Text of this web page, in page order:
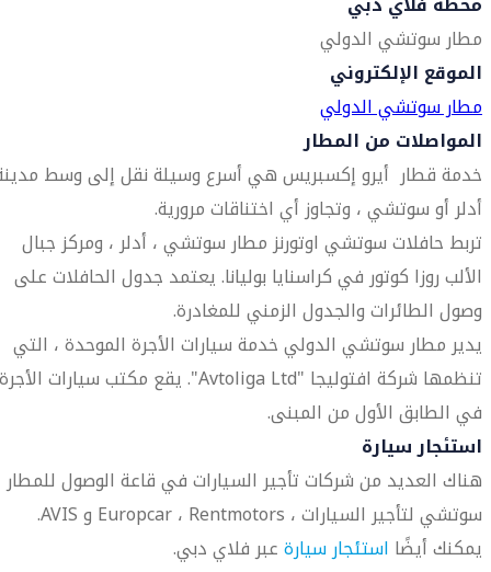
مطار سوتشي الدولي
الموقع الإلكتروني
مطار سوتشي الدولي
المواصلات من المطار
خدمة قطار أيرو إكسبريس هي أسرع وسيلة نقل إلى وسط
أدلر أو سوتشي ، وتجاوز أي اختناقات مرورية.
تربط حافلات سوتشي اوتورنز مطار سوتشي ، أدلر ، ومركز جبال
الألب روزا كوتور في كراسنايا بوليانا. يعتمد جدول الحافلات على
وصول الطائرات والجدول الزمني للمغادرة.
يدير مطار سوتشي الدولي خدمة سيارات الأجرة الموحدة ، التي
تنظمها شركة افتوليجا "Avtoliga Ltd". يقع مكتب سيارات الأجرة
في الطابق الأول من المبنى.
استئجار سيارة
هناك العديد من شركات تأجير السيارات في قاعة الوصول للمطار
سوتشي لتأجير السيارات ، Europcar ، Rentmotors و AVIS.
يمكنك أيضًا استئجار سيارةعبر فلاي دبي.